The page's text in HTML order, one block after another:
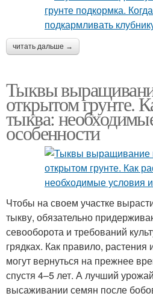
читать дальше →
Тыквы
открытом грунте.
тыква:
особенности
Чтобы на своем участке
тыкву, обязательно
севооборота и требований
грядках. Как правило,
могут вернуться на прежнее
спустя 4–5 лет. А лучший
высаживании семян после